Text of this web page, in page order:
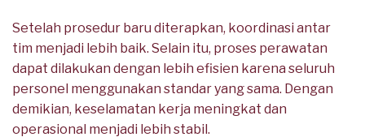
Setelah prosedur baru diterapkan, koordinasi antar
tim menjadi lebih baik. Selain itu, proses perawatan
dapat dilakukan dengan lebih efisien karena seluruh
personel menggunakan standar yang sama. Dengan
demikian, keselamatan kerja meningkat dan
operasional menjadi lebih stabil.